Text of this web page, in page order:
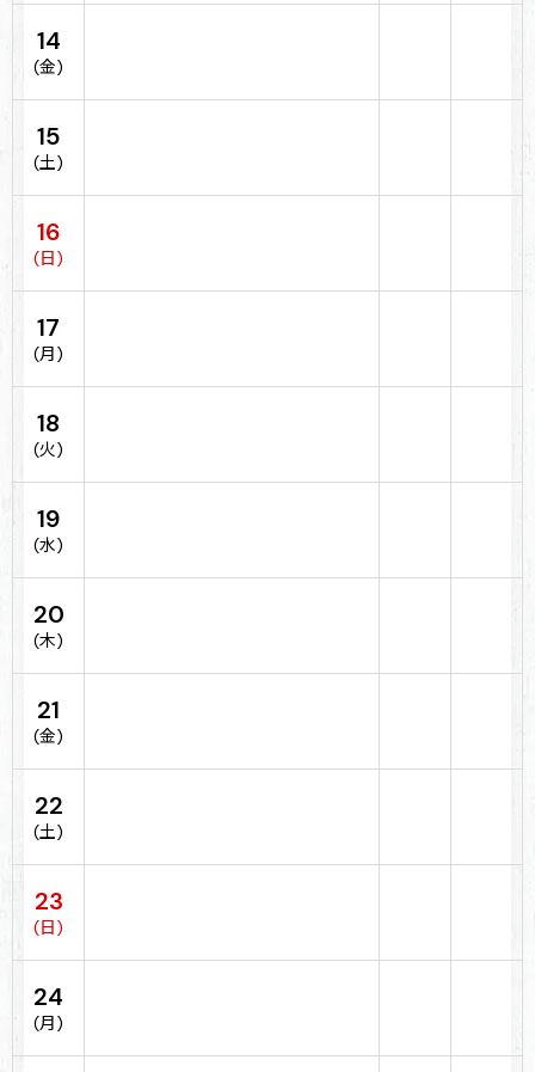
14
(金)
15
(土)
16
(日)
17
(月)
18
(火)
19
(水)
20
(木)
21
(金)
22
(土)
23
(日)
24
(月)